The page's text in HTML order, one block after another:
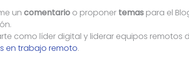
un comentario o proponer temas para el
como líder digital y liderar equipos remotos
en trabajo remoto.